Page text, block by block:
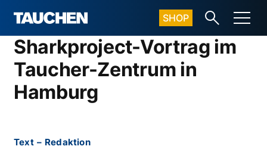
SHOP
Sharkproject-Vortrag im
Taucher-Zentrum in
Hamburg
Text – Redaktion